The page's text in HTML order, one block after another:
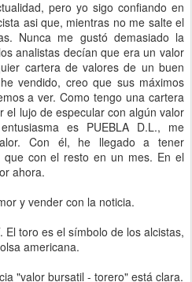
pero yo sigo confiando en
asi que, mientras no me salte el
Nunca me gustó demasiado la
analistas decían que era un valor
cartera de valores de un buen
vendido, creo que sus máximos
a ver. Como tengo una cartera
el lujo de especular con algún valor
es PUEBLA D.L., me
Con él, he llegado a tener
con el resto en un mes. En el
ahora.
y vender con la noticia.
El toro es el símbolo de los alcistas,
americana.
"valor bursatil - torero" está clara.